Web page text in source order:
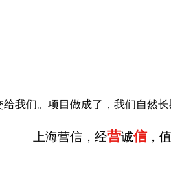
我们。项目做成了，我们自然
上海营信，经营诚信，